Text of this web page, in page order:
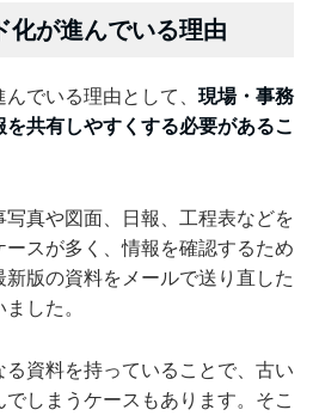
化が進んでいる理由
でいる理由として、 現場・事務
共有しやすくする必要があるこ
真や図面、日報、工程表などを
スが多く、情報を確認するため
版の資料をメールで送り直した
した。
る資料を持っていることで、古い
しまうケースもあります。そこ